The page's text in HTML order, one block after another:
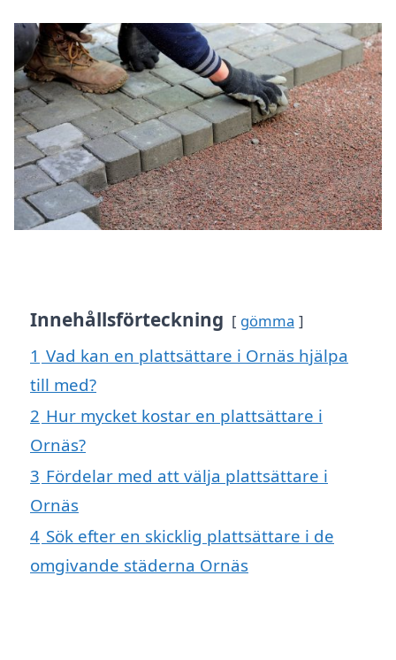
Innehållsförteckning gömma
1 Vad kan en plattsättare i Ornäs hjälpa
till med?
2 Hur mycket kostar en plattsättare i
Ornäs?
3 Fördelar med att välja plattsättare i
Ornäs
4 Sök efter en skicklig plattsättare i de
omgivande städerna Ornäs